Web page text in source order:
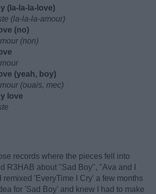
(la-la-la-love)
(la-la-la-amour)
(no)
(non)
(yeah, boy)
(ouais, mec)
love
records where the pieces fell into
R3HAB about "Sad Boy", "Ava and I
remixed 'EveryTime I Cry' a few months
for 'Sad Boy' and knew I had to make